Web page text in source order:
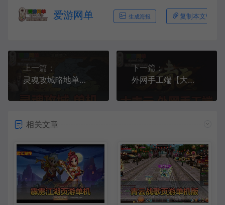
爱游网单 生成海报 复制本文链接
上一篇：
灵魂攻城略地单机版特色后台GM权限特色武将免虚拟机一键端
下一篇：
外网手工端【大青云】有兴趣的可以自己下载配置
相关文章